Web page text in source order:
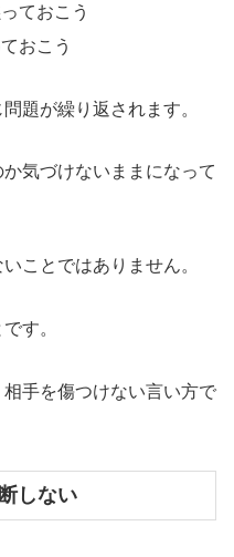
ておこう
おこう
題が繰り返されます。
気づけないままになって
ことではありません。
す。
手を傷つけない言い方で
しない